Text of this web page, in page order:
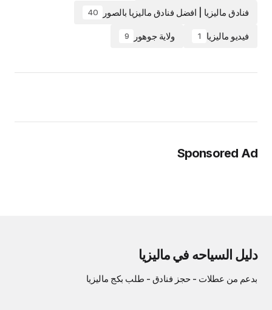
فنادق ماليزيا | افضل فنادق ماليزيا بالصور 40
فيديو ماليزيا 1 ولاية جوهور 9
Sponsored
السياحه في ماليزيا
منعطلات-حجز فنادق-طلب بكج ماليزيا